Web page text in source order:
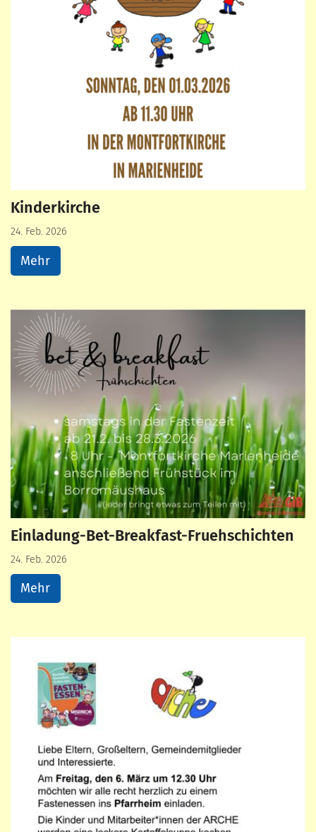
Kinderkirche
24. Feb. 2026
Mehr
Einladung-Bet-Breakfast-Fruehschichten
24. Feb. 2026
Mehr